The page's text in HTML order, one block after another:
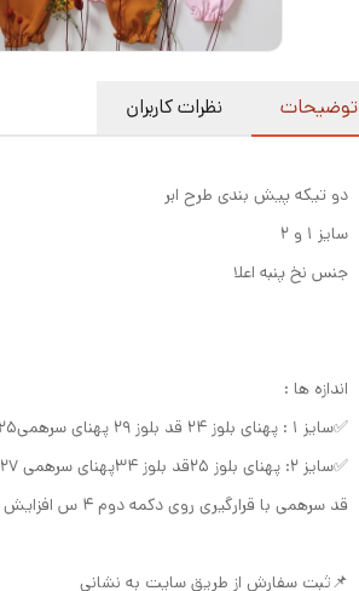
توضیحات نظرات کاربران
دو تیکه پیش بندی طرح ابر
سایز ۱ و ۲
جنس نخ پنبه اعلا
اندازه ها :
✅سایز ۱ : پهنای بلوز ۲۴ قد بلوز ۲۹ پهنای سرهمی۲۵ قد تا فاق۳۲ قد کل سرهمی۴۷
✅سایز ۲: پهنای بلوز ۲۵قد بلوز ۳۴پهنای سرهمی ۲۷قد تا فاق ۳۵قد کل سرهمی۵۲
قد سرهمی با قرارگیری روی دکمه دوم ۴ س افزایش می یابد
📌ثبت سفارش از طریق سایت به نشانی